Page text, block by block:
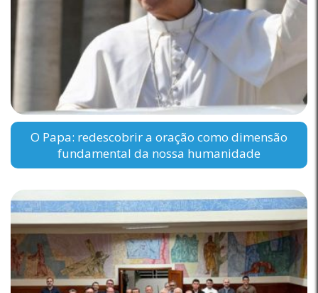
O Papa: redescobrir a oração como dimensão
fundamental da nossa humanidade